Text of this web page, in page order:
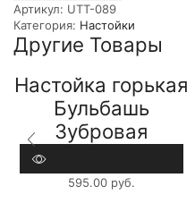
Кедровая
0,5л
Артикул: UTT-089
Категория: Настойки
Другие Товары
Настойка горькая
Бульбашь
Зубровая
Беларуская 0,5л
595.00 руб.